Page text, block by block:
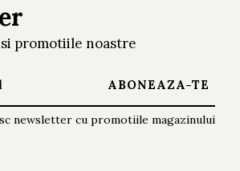
promotiile noastre
newsletter cu promotiile magazinului